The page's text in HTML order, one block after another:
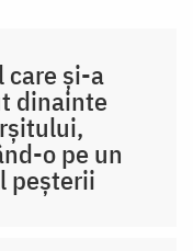
care și-a
dinainte
o pe un
peșterii